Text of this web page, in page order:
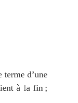
d’une
à la fin ;